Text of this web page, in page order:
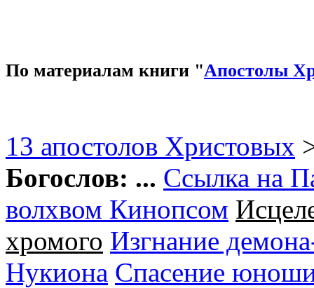
По материалам книги "Апостолы
13 апостолов Христовых
Богослов: ... Ссылка на
волхвом Кинопсом
хромого Изгнание
Нукиона Спасение